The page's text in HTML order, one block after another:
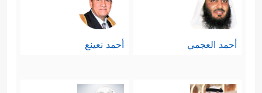
إعادة الحياة للإنسان بعد أن تُدفن خلاياه
في التراب أيضًا.
أصابَ أسلافهم المشركين من الأُمم
أحمد العجمي أحمد نعينع